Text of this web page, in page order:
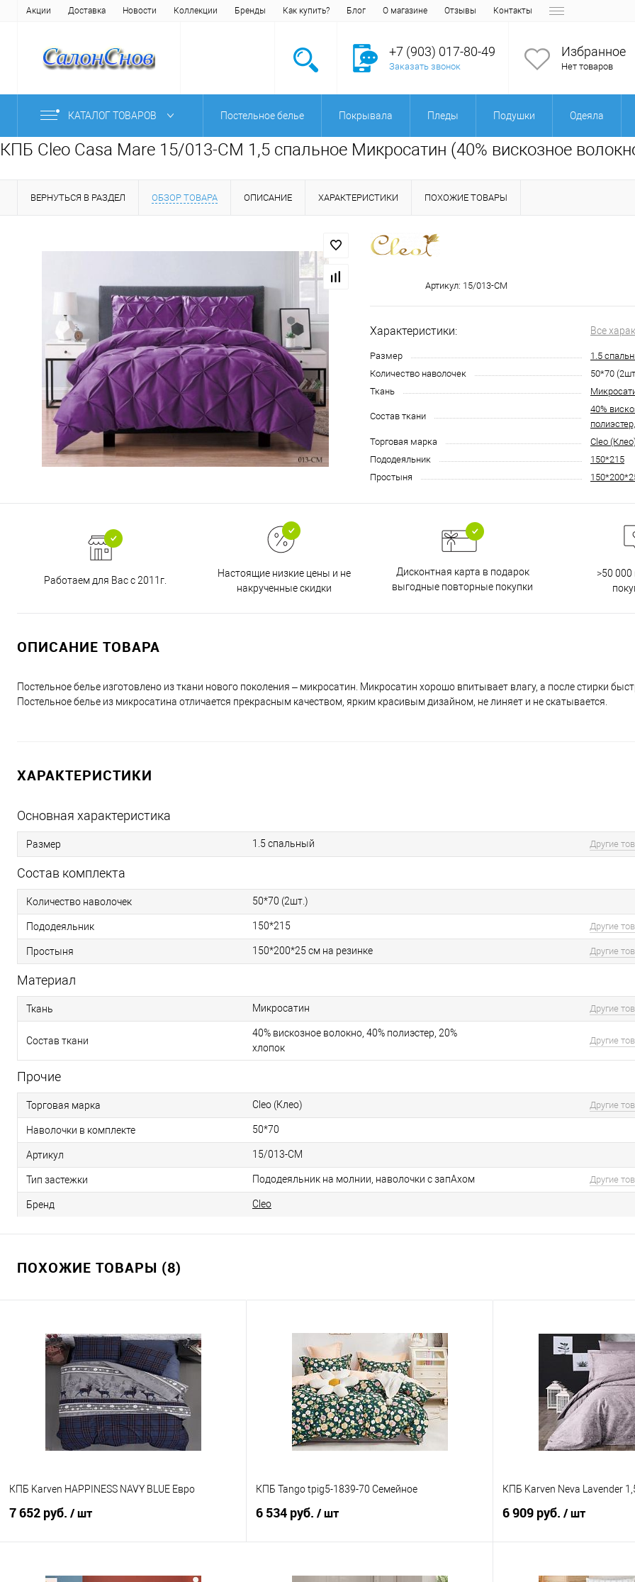
Акции Доставка Новости Коллекции Бренды Как купить? Блог О магазине Отзывы Контакты
+7 (903) 017-80-49
Заказать звонок
Избранное
Нет товаров
КАТАЛОГ ТОВАРОВ Постельное белье Покрывала Пледы Подушки Одеяла
КПБ Cleo Casa Mare 15/013-CM 1,5 спальное Микросатин (40% вискозное
ВЕРНУТЬСЯ В РАЗДЕЛ ОБЗОР ТОВАРА ОПИСАНИЕ ХАРАКТЕРИСТИКИ ПОХОЖИЕ ТОВАРЫ
Артикул: 15/013-CM
Характеристики: Все
Размер
1.5
Количество наволочек
50*70
Ткань
Состав ткани
40%
Торговая марка
Cleo
Пододеяльник
150*215
Простыня
Работаем для Вас с 2011г.
Настоящие низкие цены и не
накрученные скидки
Дисконтная карта в подарок
выгодные повторные покупки
>50
ОПИСАНИЕ ТОВАРА
Постельное белье изготовлено из ткани нового поколения – микросатин. Микросатин хорошо впитывает влагу, а после стирки
Постельное белье из микросатина отличается прекрасным качеством, ярким красивым дизайном, не линяет и не скатывается.
ХАРАКТЕРИСТИКИ
Основная характеристика
Размер 1.5 спальный Другие
Состав комплекта
Количество наволочек 50*70 (2шт.)
Пододеяльник 150*215 Другие
Простыня 150*200*25 см на резинке Другие
Материал
Ткань Микросатин Другие
Состав ткани
40% вискозное волокно, 40% полиэстер, 20%
хлопок
Другие
Прочие
Торговая марка Cleo (Клео) Другие
Наволочки в комплекте 50*70
Артикул 15/013-CM
Тип застежки Пододеяльник на молнии, наволочки с запАхом Другие
Бренд Cleo
ПОХОЖИЕ ТОВАРЫ (8)
КПБ Karven HAPPINESS NAVY BLUE Евро
7 652 руб. / шт
КПБ Tango tpig5-1839-70 Семейное
6 534 руб. / шт
КПБ Karven Neva Lavender
6 909 руб. / шт